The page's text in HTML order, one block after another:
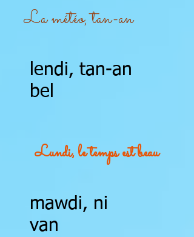
La météo, tan-an
lendi, tan-an
bel
Lundi, le temps est beau
mawdi, ni
van